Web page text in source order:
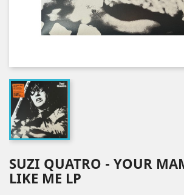
SUZI QUATRO - YOUR
LIKE ME LP